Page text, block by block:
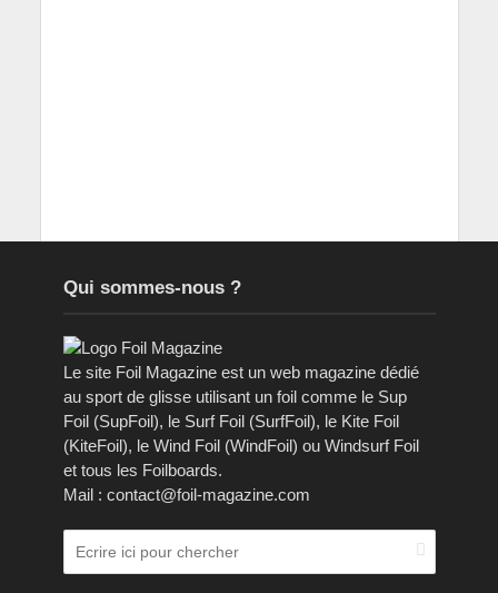
Qui sommes-nous ?
Le site Foil Magazine est un web magazine dédié
au sport de glisse utilisant un foil comme le Sup
Foil (SupFoil), le Surf Foil (SurfFoil), le Kite Foil
(KiteFoil), le Wind Foil (WindFoil) ou Windsurf Foil
et tous les Foilboards.
Mail : contact@foil-magazine.com